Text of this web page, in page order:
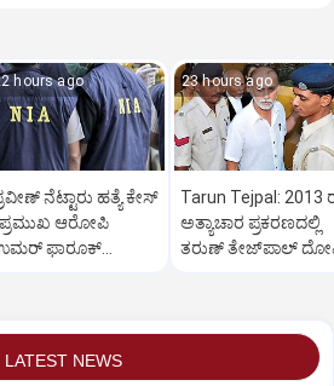
hours ago
ನೆಟ್ಟಾರು ಹತ್ಯೆ ಕೇಸ್
ಪ್ರಮುಖ ಆರೋಪಿ
ಫಾರೂಕ್
23 hours ago
Tarun Tejpal: 2013
ಅತ್ಯಾಚಾರ ಪ್ರಕರಣದಲ್ಲಿ
ತರುಣ್ ತೇಜ್‌ಪಾಲ್
LATEST NEWS